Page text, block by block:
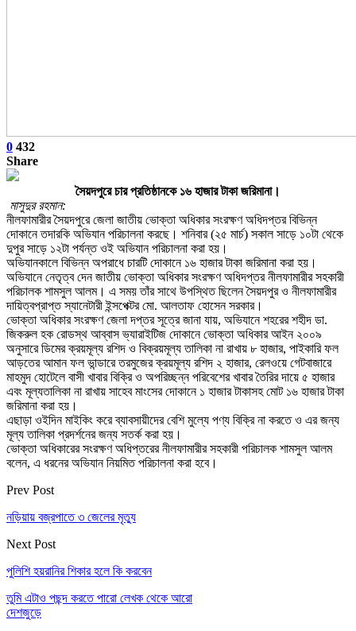
0 432
Share
সৈয়দপুরে চার প্রতিষ্ঠানকে ১৬ হাজার টাকা জরিমানা।
মাসুদুর রহমান:
নীলফামারীর সৈয়দপুরে জেলা জাতীয় ভোক্তা অধিকার সংরক্ষণ অধিদপ্তর বিভিন্ন
দোকানে তদারকি অভিযান পরিচালনা করছে। শনিবার (২৫ মার্চ) সকাল সাড়ে ১০টা থেকে
দুপুর সাড়ে ১২টা পর্যন্ত ওই অভিযান পরিচালনা করা হয়।
অভিযানকালে বিভিন্ন অপরাধে চারটি দোকানে ১৬ হাজার টাকা জরিমানা করা হয়।
অভিযানে নেতৃত্ব দেন জাতীয় ভোক্তা অধিকার সংরক্ষণ অধিদপ্তর নীলফামারীর সহকারী
পরিচালক শামসুল আলম। এ সময় তাঁর সাথে উপস্থিত ছিলেন সৈয়দপুর ও নীলফামারীর
দায়িত্বপ্রাপ্ত স্যানেটারী ইন্সপেক্টর মো. আলতাফ হোসেন সরকার।
ভোক্তা অধিকার সংরক্ষণ জেলা দপ্তর সূত্রে জানা যায়, অভিযানে শহরের শহীদ ডা.
জিকরুল হক রোডস্থ আব্বাস ভ্যারাইটিজ দোকানে ভোক্তা অধিকার আইন ২০০৯
অনুসারে ডিমের ক্রয়মূল্য রশিদ ও বিক্রয়মূল্য তালিকা না রাখায় ৮ হাজার, পাইকারি ফল
আড়তের আমান ফল ভান্ডারে তরমুজের ক্রয়মূল্য রশিদ ২ হাজার, রেলওয়ে গেটবাজারে
মাহমুদ হোটেলে বাসী খাবার বিক্রি ও অপরিচ্ছন্ন পরিবেশের খাবার তৈরির দায়ে ৫ হাজার
এবং মূল্যতালিকা না রাখায় সাহেব মাংসের দোকানে ১ হাজার টাকাসহ মোট ১৬ হাজার টাকা
জরিমানা করা হয়।
এছাড়া ওইদিন মাইকিং করে ব্যাবসায়ীদের বেশি মুল্যে পণ্য বিক্রি না করতে ও এর জন্য
মূল্য তালিকা প্রদর্শনের জন্য সতর্ক করা হয়।
ভোক্তা অধিকারের সংরক্ষণ অধিপ্তরের নীলফামারীর সহকারী পরিচালক শামসুল আলম
বলেন, এ ধরনের অভিযান নিয়মিত পরিচালনা করা হবে।
Prev Post
নড়িয়ায় বজ্রপাতে ৩ জেলের মৃত্যু
Next Post
পুলিশি হয়রানির শিকার হলে কি করবেন
তুমি এটাও পছন্দ করতে পারো লেখক থেকে আরো
দেশজুড়ে